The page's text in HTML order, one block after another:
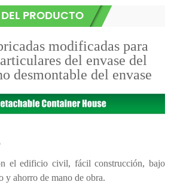
PRODUCTO
modificadas para
del envase del
desmontable del envase
el edificio civil, fácil construcción, bajo
y ahorro de mano de obra.